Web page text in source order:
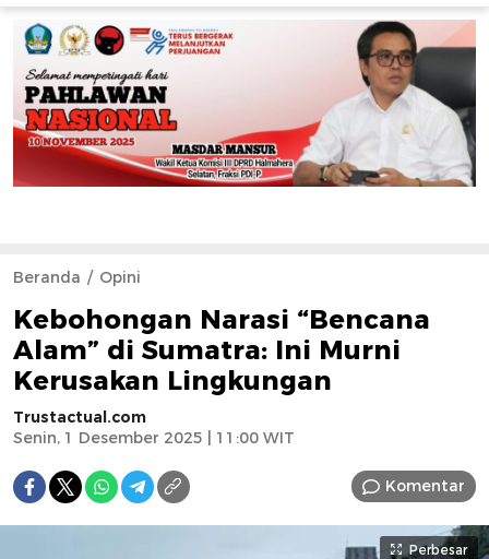
Beranda Opini
Kebohongan Narasi “Bencana
Alam” di Sumatra: Ini Murni
Kerusakan Lingkungan
Trustactual.com
Senin, 1 Desember 2025 | 11:00 WIT
Komentar
Perbesar